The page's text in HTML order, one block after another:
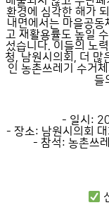
환경에 심각한 해가
내면에서는 마을공
고 재활용률도 높일
섰습니다. 이들의 노
청, 남원시의회, 더 많
인 농촌쓰레기 수거
들
- 일시:
- 장소: 남원시의회
- 참석: 농촌쓰